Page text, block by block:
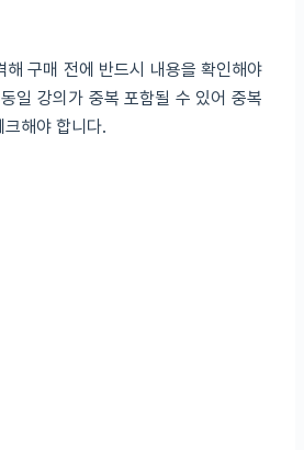
해 구매 전에 반드시 내용을 확인해야
일 강의가 중복 포함될 수 있어 중복
해야 합니다.